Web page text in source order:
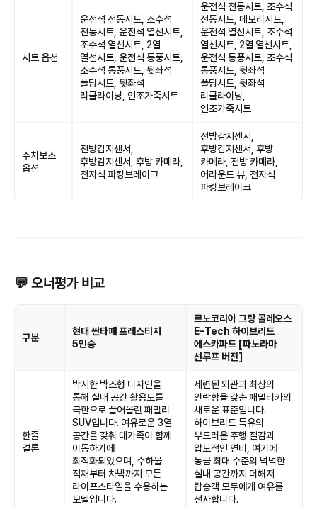
시트 옵션
운전석 전동시트, 조수석
전동시트, 운전석 열선시트,
조수석 열선시트, 2열
열선시트, 운전석 통풍시트,
조수석 통풍시트, 뒷좌석
폴딩시트, 뒷좌석
리클라이닝, 인조가죽시트
운전석 전동시트, 조수석
전동시트, 메모리시트,
운전석 열선시트, 조수석
열선시트, 2열 열선시트,
운전석 통풍시트, 조수석
통풍시트, 뒷좌석
폴딩시트, 뒷좌석
리클라이닝,
인조가죽시트
주차보조
옵션
전방감지센서,
후방감지센서, 후방 카메라,
전자식 파킹브레이크
전방감지센서,
후방감지센서, 후방
카메라, 전방 카메라,
어라운드 뷰, 전자식
파킹브레이크
💬 오너평가 비교
구분
현대 싼타페 프레스티지
5인승
르노코리아 그랑 콜레오스
E-Tech 하이브리드
에스카파드 [파노라마
선루프 버전]
한줄
결론
박시한 박스형 디자인을
통해 실내 공간 활용도를
극한으로 끌어올린 패밀리
SUV입니다. 여유로운 3열
공간을 갖춰 대가족이 함께
이동하기에
최적화되었으며, 수하물
적재부터 차박까지 모든
라이프스타일을 수용하는
모델입니다.
세련된 외관과 최상의
안락함을 갖춘 패밀리카의
새로운 표준입니다.
하이브리드 특유의
부드러운 주행 질감과
압도적인 연비, 여기에
동급 최대 수준의 넉넉한
실내 공간까지 더해져
탑승객 모두에게 여유를
선사합니다.